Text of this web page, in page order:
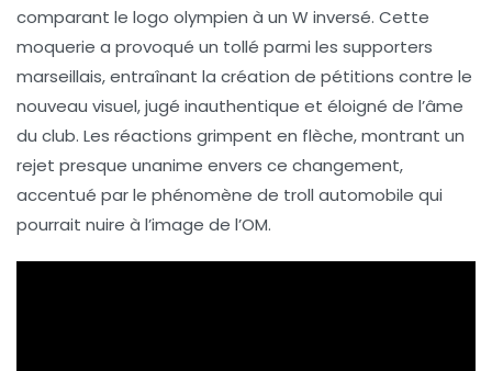
comparant le logo olympien à un Winversé. Cette
moquerie a provoqué un tollé parmi les supporters
marseillais, entraînant la création de pétitions contre le
nouveau visuel, jugé inauthentique et éloigné de l’âme
du club. Les réactions grimpent en flèche, montrant un
rejet presque unanime envers ce changement,
accentué par le phénomène de troll automobile qui
pourrait nuire à l’image de l’OM.